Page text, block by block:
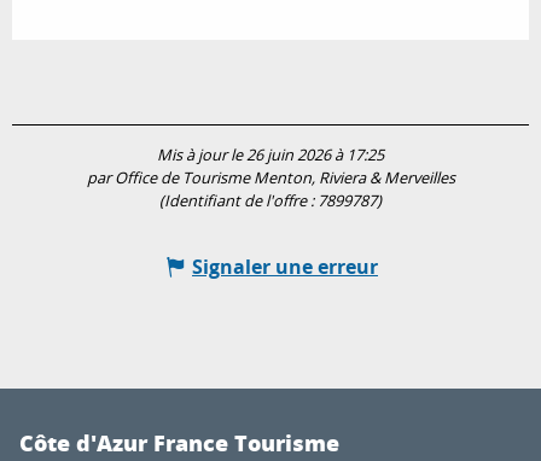
Mis à jour le 26 juin 2026 à 17:25
par Office de Tourisme Menton, Riviera & Merveilles
(Identifiant de l'offre : 7899787)
Signaler une erreur
Côte d'Azur France Tourisme